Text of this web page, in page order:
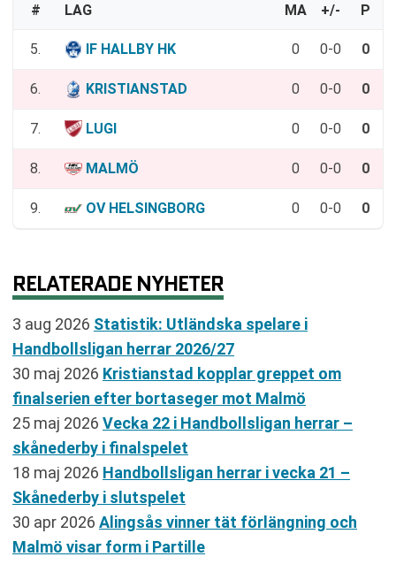
# LAG MA +/- P
5. IF HALLBY HK 0 0-0 0
6. KRISTIANSTAD 0 0-0 0
7. LUGI 0 0-0 0
8. MALMÖ 0 0-0 0
9. OV HELSINGBORG 0 0-0 0
RELATERADE NYHETER
3 aug 2026 Statistik: Utländska spelare i
Handbollsligan herrar 2026/27
30 maj 2026 Kristianstad kopplar greppet om
finalserien efter bortaseger mot Malmö
25 maj 2026 Vecka 22 i Handbollsligan herrar –
skånederby i finalspelet
18 maj 2026 Handbollsligan herrar i vecka 21 –
Skånederby i slutspelet
30 apr 2026 Alingsås vinner tät förlängning och
Malmö visar form i Partille